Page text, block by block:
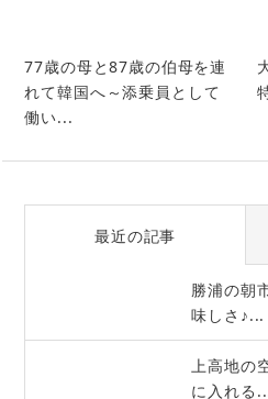
77歳の母と87歳の伯母を連
れて韓国へ～添乗員として
働い...
最近の記事
勝浦の朝
味しさ♪...
上高地の
に入れる